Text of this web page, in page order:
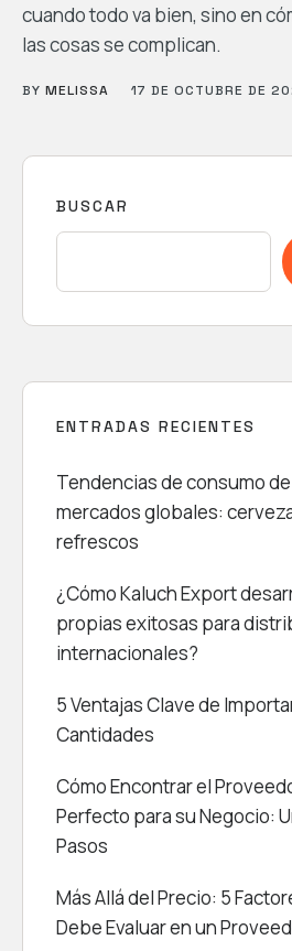
cuando todo va bien, sino en
las cosas se complican.
BY MELISSA 17 DE OCTUBRE DE
BUSCAR
ENTRADAS RECIENTES
Tendencias de consumo
mercados globales:
refrescos
¿Cómo Kaluch Export
propias exitosas para
internacionales?
5 Ventajas Clave de
Cantidades
Cómo Encontrar el
Perfecto para su Negocio:
Pasos
Más Allá del Precio: 5
Debe Evaluar en un